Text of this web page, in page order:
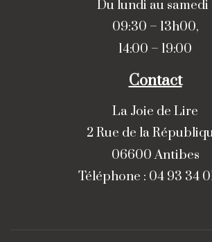
Du lundi au samedi
09:30 – 13h00,
14:00 – 19:00
Contact
La Joie de Lire
2 Rue de la
06600 Antibes
Téléphone : 04 93 34